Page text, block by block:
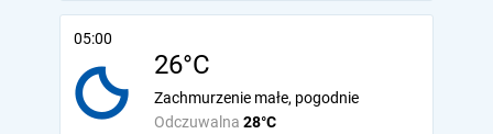
05:00
26°C
Odczuwalna 28°C
Zachmurzenie małe, pogodnie